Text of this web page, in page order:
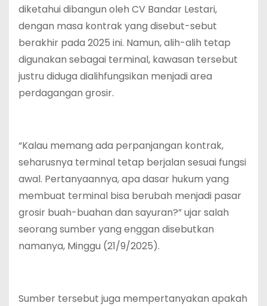
diketahui dibangun oleh CV Bandar Lestari,
dengan masa kontrak yang disebut-sebut
berakhir pada 2025 ini. Namun, alih-alih tetap
digunakan sebagai terminal, kawasan tersebut
justru diduga dialihfungsikan menjadi area
perdagangan grosir.
“Kalau memang ada perpanjangan kontrak,
seharusnya terminal tetap berjalan sesuai fungsi
awal. Pertanyaannya, apa dasar hukum yang
membuat terminal bisa berubah menjadi pasar
grosir buah-buahan dan sayuran?” ujar salah
seorang sumber yang enggan disebutkan
namanya, Minggu (21/9/2025).
Sumber tersebut juga mempertanyakan apakah